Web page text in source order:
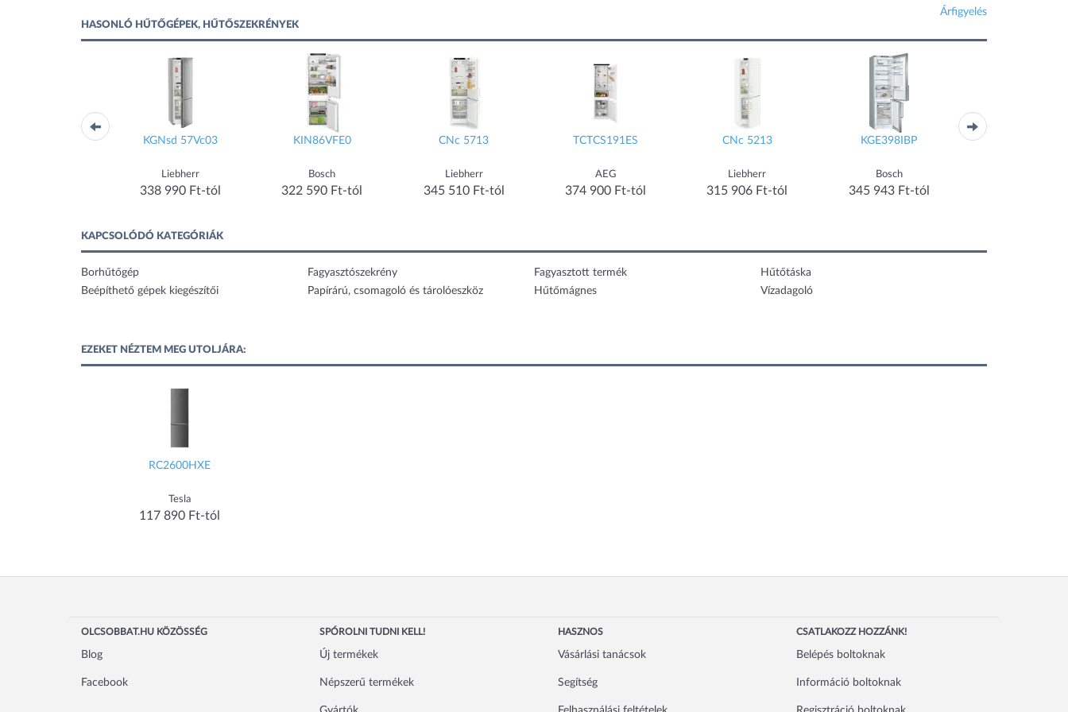
Árfigyelés
HASONLÓ HŰTŐGÉPEK, HŰTŐSZEKRÉNYEK
KGNsd 57Vc03
Liebherr
338 990 Ft-tól
KIN86VFE0
Bosch
322 590 Ft-tól
CNc 5713
Liebherr
345 510 Ft-tól
TCTCS191ES
AEG
374 900 Ft-tól
CNc 5213
Liebherr
315 906 Ft-tól
KGE398IBP
Bosch
345 943 Ft-tól
KAPCSOLÓDÓ KATEGÓRIÁK
Borhűtőgép Fagyasztószekrény Fagyasztott termék
Hűtőtáska
Beépíthető gépek kiegészítői
Papírárú, csomagoló és tárolóeszköz Hűtőmágnes Vízadagoló
EZEKET NÉZTEM MEG UTOLJÁRA:
RC2600HXE
Tesla
117 890 Ft-tól
OLCSOBBAT.HU KÖZÖSSÉG
Blog
Facebook
SPÓROLNI TUDNI KELL!
Új termékek
Népszerű termékek
HASZNOS
Vásárlási tanácsok
Segítség
CSATLAKOZZ HOZZÁNK!
Belépés boltoknak
Információ boltoknak